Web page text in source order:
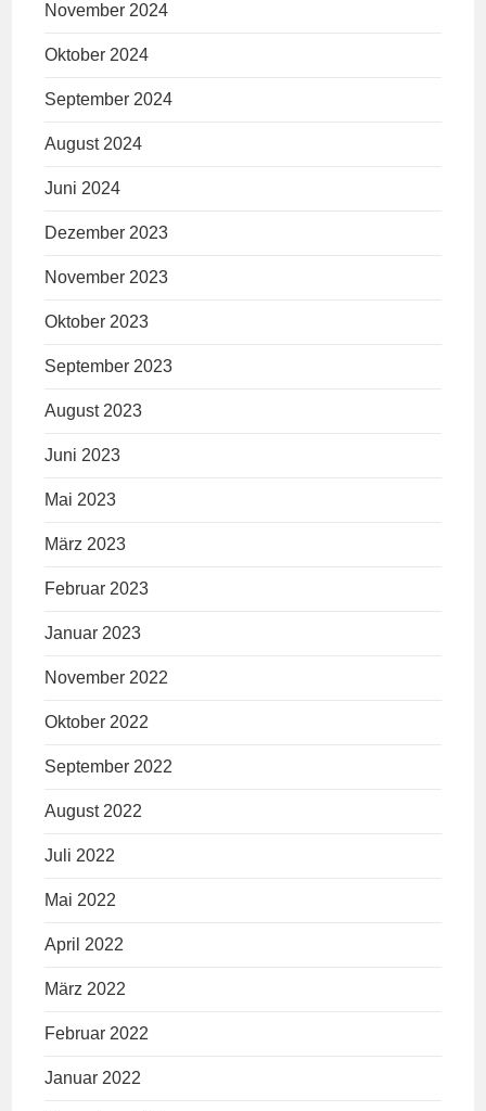
November 2024
Oktober 2024
September 2024
August 2024
Juni 2024
Dezember 2023
November 2023
Oktober 2023
September 2023
August 2023
Juni 2023
Mai 2023
März 2023
Februar 2023
Januar 2023
November 2022
Oktober 2022
September 2022
August 2022
Juli 2022
Mai 2022
April 2022
März 2022
Februar 2022
Januar 2022